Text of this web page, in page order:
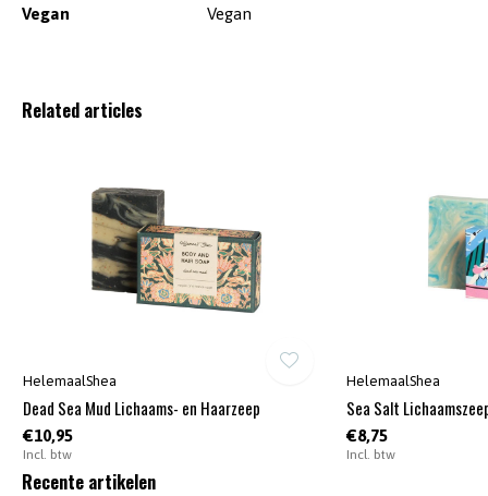
Vegan Vegan
Related articles
HelemaalShea
Dead Sea Mud Lichaams- en Haarzeep
€10,95
Incl. btw
HelemaalShea
Sea Salt
€8,75
Incl. btw
Recente artikelen